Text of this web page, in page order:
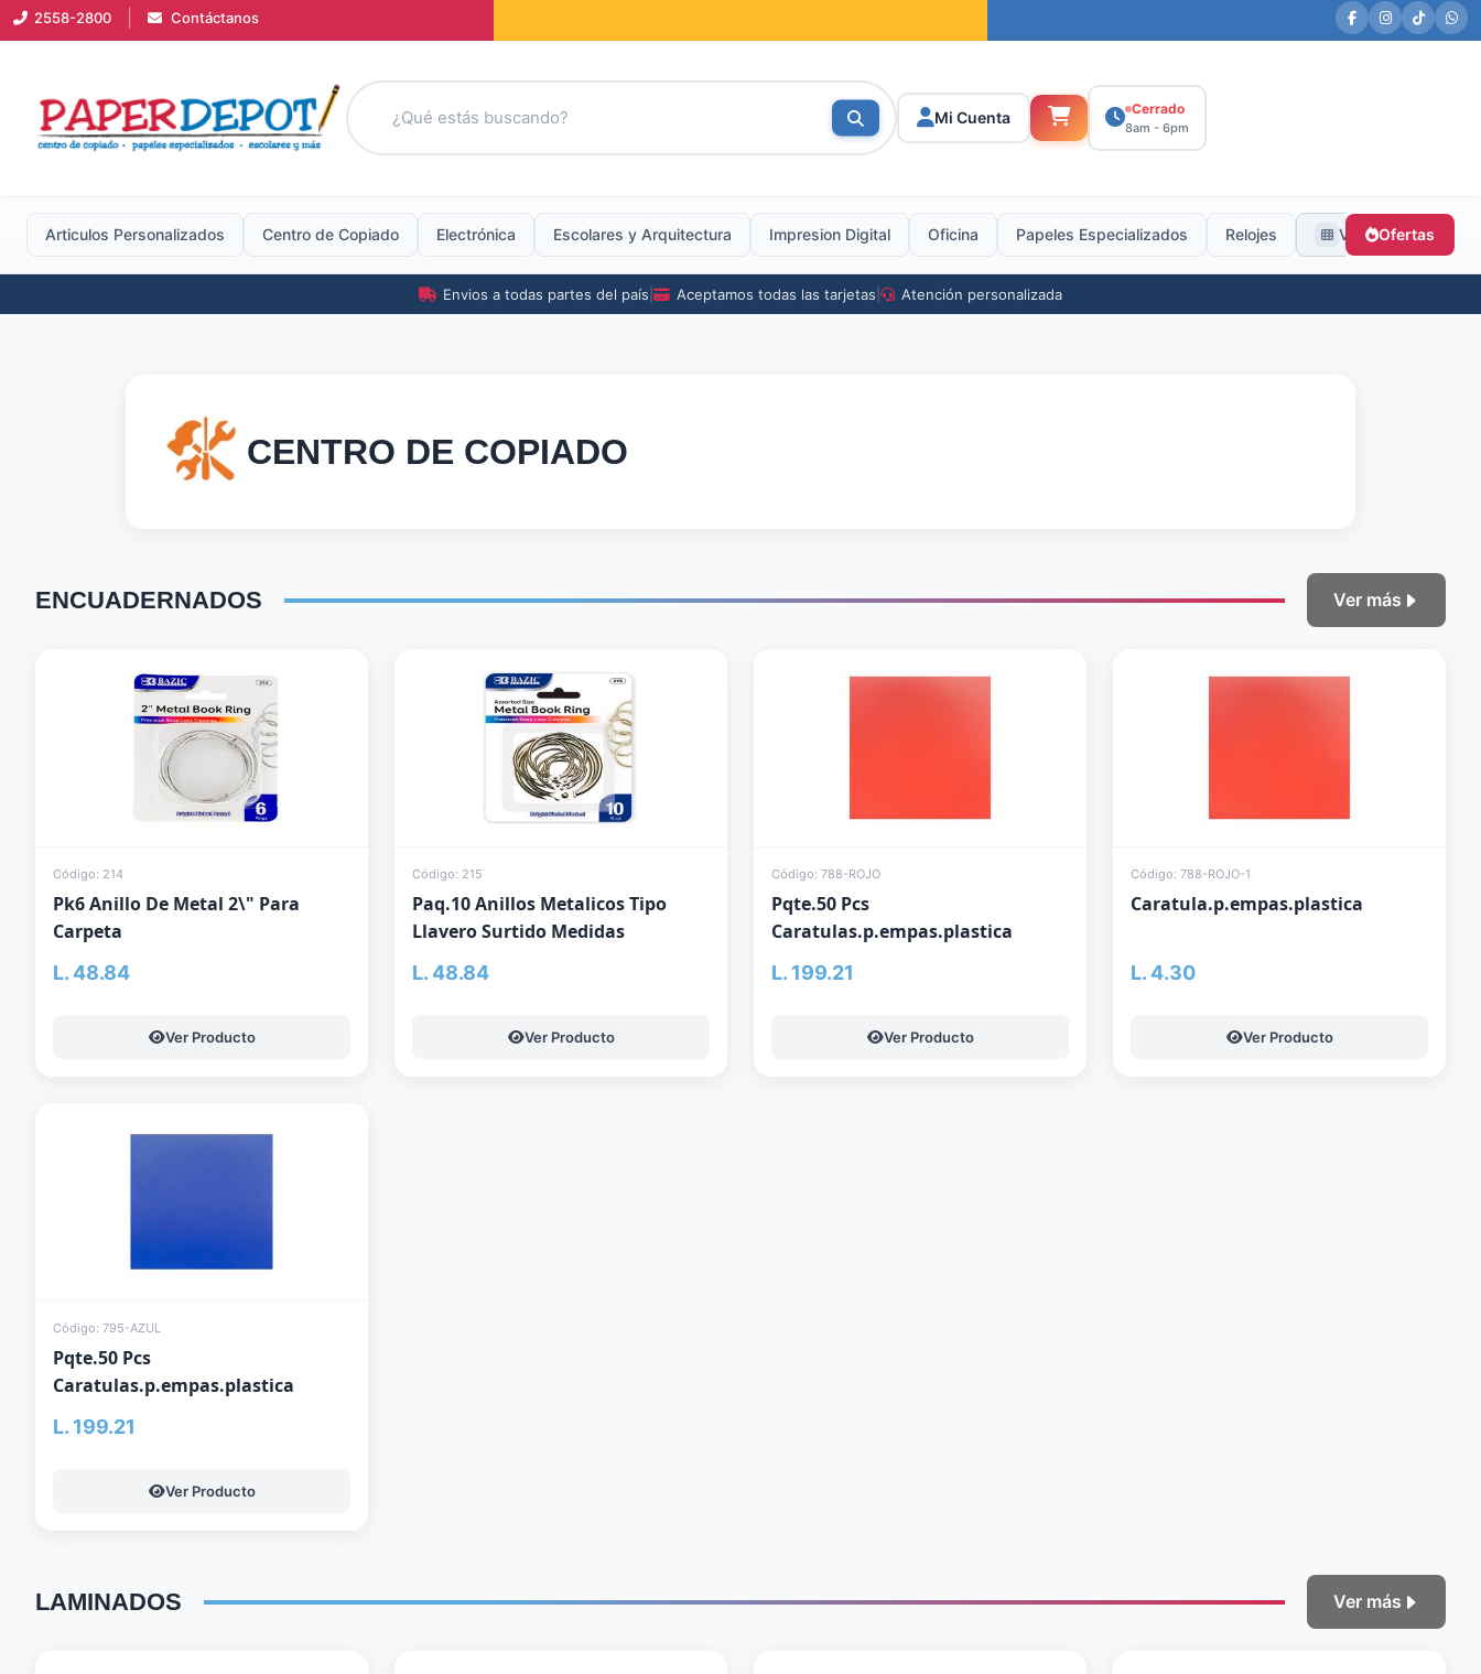
2558-2800 Contáctanos
Mi Cuenta Cerrado
8am - 6pm
Articulos Personalizados Centro de Copiado Electrónica Escolares y Arquitectura Impresion Digital Oficina Papeles Especializados Relojes Ver todas
Ofertas
Envios a todas partes del país Aceptamos todas las tarjetas Atención personalizada
CENTRO DE COPIADO
ENCUADERNADOS Ver más
Código: 214
Pk6 Anillo De Metal 2\" Para
Carpeta
L. 48.84
Ver Producto
Código: 215
Paq.10 Anillos Metalicos Tipo
Llavero Surtido Medidas
L. 48.84
Ver Producto
Código: 788-ROJO
Pqte.50 Pcs
Caratulas.p.empas.plastica
L. 199.21
Ver Producto
Código: 788-ROJO-1
Caratula.p.empas.plastica
L. 4.30
Ver Producto
Código: 795-AZUL
Pqte.50 Pcs
Caratulas.p.empas.plastica
L. 199.21
Ver Producto
LAMINADOS Ver más